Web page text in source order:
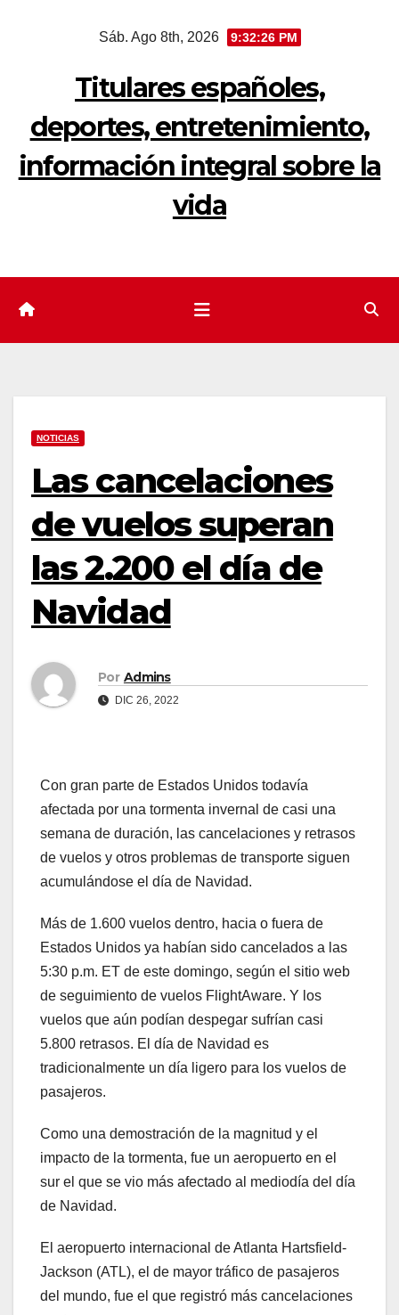
Sáb. Ago 8th, 2026 9:32:27 PM
Titulares españoles,
deportes, entretenimiento,
información integral sobre la
vida
NOTICIAS
Las cancelaciones
de vuelos superan
las 2.200 el día de
Navidad
Por Admins
DIC 26, 2022
Con gran parte de Estados Unidos todavía
afectada por una tormenta invernal de casi una
semana de duración, las cancelaciones y retrasos
de vuelos y otros problemas de transporte siguen
acumulándose el día de Navidad.
Más de 1.600 vuelos dentro, hacia o fuera de
Estados Unidos ya habían sido cancelados a las
5:30 p.m. ET de este domingo, según el sitio web
de seguimiento de vuelos FlightAware. Y los
vuelos que aún podían despegar sufrían casi
5.800 retrasos. El día de Navidad es
tradicionalmente un día ligero para los vuelos de
pasajeros.
Como una demostración de la magnitud y el
impacto de la tormenta, fue un aeropuerto en el
sur el que se vio más afectado al mediodía del día
de Navidad.
El aeropuerto internacional de Atlanta Hartsfield-
Jackson (ATL), el de mayor tráfico de pasajeros
del mundo, fue el que registró más cancelaciones